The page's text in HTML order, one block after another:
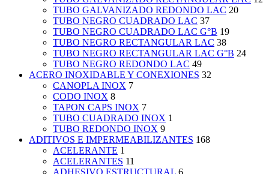
TUBO GALVANIZADO REDONDO LAC 20
TUBO NEGRO CUADRADO LAC 37
TUBO NEGRO CUADRADO LAC G°B 19
TUBO NEGRO RECTANGULAR LAC 38
TUBO NEGRO RECTANGULAR LAC G°B 24
TUBO NEGRO REDONDO LAC 49
ACERO INOXIDABLE Y CONEXIONES 32
CANOPLA INOX 7
CODO INOX 8
TAPON CAPS INOX 7
TUBO CUADRADO INOX 1
TUBO REDONDO INOX 9
ADITIVOS E IMPERMEABILIZANTES 168
ACELERANTE 1
ACELERANTES 11